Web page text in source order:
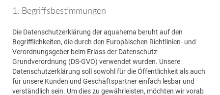
1. Begriffsbestimmungen
Die Datenschutzerklärung der aquahema beruht auf den
Begrifflichkeiten, die durch den Europäischen Richtlinien- und
Verordnungsgeber beim Erlass der Datenschutz-
Grundverordnung (DS-GVO) verwendet wurden. Unsere
Datenschutzerklärung soll sowohl für die Öffentlichkeit als auch
für unsere Kunden und Geschäftspartner einfach lesbar und
verständlich sein. Um dies zu gewährleisten, möchten wir vorab